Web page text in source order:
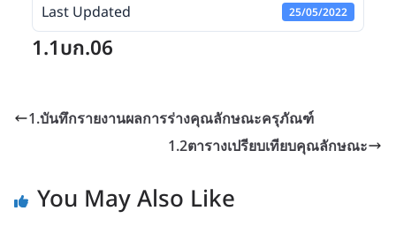
Last Updated 25/05/2022
1.1บก.06
1.บันทึกรายงานผลการร่างคุณลักษณะครุภัณฑ์
1.2ตารางเปรียบเทียบคุณลักษณะ
You May Also Like